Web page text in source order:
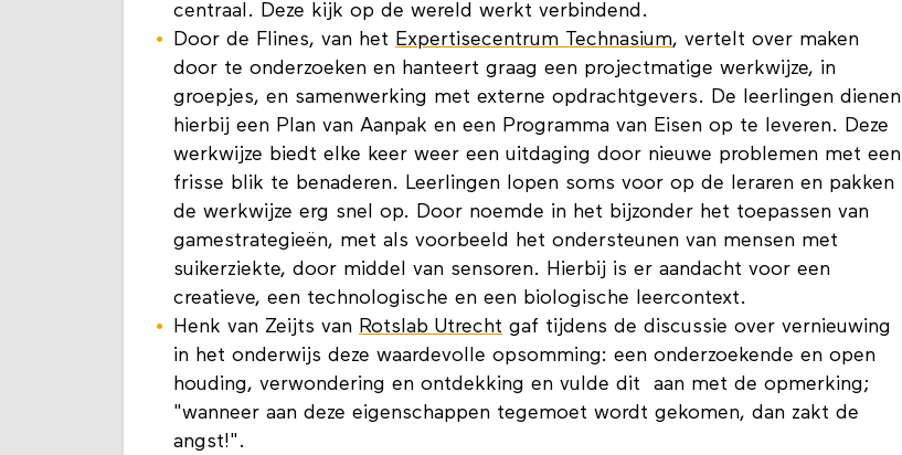
centraal. Deze kijk op de wereld werkt verbindend.
Door de Flines, van het Expertisecentrum Technasium, vertelt over maken
door te onderzoeken en hanteert graag een projectmatige werkwijze, in
groepjes, en samenwerking met externe opdrachtgevers. De leerlingen dienen
hierbij een Plan van Aanpak en een Programma van Eisen op te leveren. Deze
werkwijze biedt elke keer weer een uitdaging door nieuwe problemen met een
frisse blik te benaderen. Leerlingen lopen soms voor op de leraren en pakken
de werkwijze erg snel op. Door noemde in het bijzonder het toepassen van
gamestrategieën, met als voorbeeld het ondersteunen van mensen met
suikerziekte, door middel van sensoren. Hierbij is er aandacht voor een
creatieve, een technologische en een biologische leercontext.
Henk van Zeijts van Rotslab Utrecht gaf tijdens de discussie over vernieuwing
in het onderwijs deze waardevolle opsomming: een onderzoekende en open
houding, verwondering en ontdekking en vulde dit aan met de opmerking;
"wanneer aan deze eigenschappen tegemoet wordt gekomen, dan zakt de
angst!".